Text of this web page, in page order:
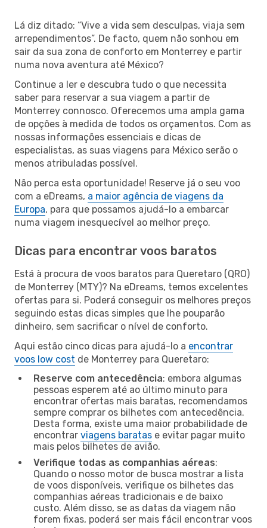
Lá diz ditado: “Vive a vida sem desculpas, viaja sem
arrependimentos”. De facto, quem não sonhou em
sair da sua zona de conforto em Monterrey e partir
numa nova aventura até México?
Continue a ler e descubra tudo o que necessita
saber para reservar a sua viagem a partir de
Monterrey connosco. Oferecemos uma ampla gama
de opções à medida de todos os orçamentos. Com as
nossas informações essenciais e dicas de
especialistas, as suas viagens para México serão o
menos atribuladas possível.
Não perca esta oportunidade! Reserve já o seu voo
com a eDreams, a maior agência de viagens da
Europa, para que possamos ajudá-lo a embarcar
numa viagem inesquecível ao melhor preço.
Dicas para encontrar voos baratos
Está à procura de voos baratos para Queretaro (QRO)
de Monterrey (MTY)? Na eDreams, temos excelentes
ofertas para si. Poderá conseguir os melhores preços
seguindo estas dicas simples que lhe pouparão
dinheiro, sem sacrificar o nível de conforto.
Aqui estão cinco dicas para ajudá-lo a encontrar
voos low cost de Monterrey para Queretaro:
Reserve com antecedência: embora algumas
pessoas esperem até ao último minuto para
encontrar ofertas mais baratas, recomendamos
sempre comprar os bilhetes com antecedência.
Desta forma, existe uma maior probabilidade de
encontrar viagens baratas e evitar pagar muito
mais pelos bilhetes de avião.
Verifique todas as companhias aéreas:
Quando o nosso motor de busca mostrar a lista
de voos disponíveis, verifique os bilhetes das
companhias aéreas tradicionais e de baixo
custo. Além disso, se as datas da viagem não
forem fixas, poderá ser mais fácil encontrar voos